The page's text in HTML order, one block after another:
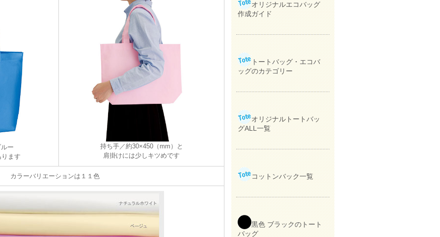
ー
ます
持ち手／約30×450（mm）と
肩掛けには少しキツめです
カラーバリエーションは１１色
オリジナルエコバッグ
作成ガイド
トートバッグ・エコバ
ッグのカテゴリー
オリジナルトートバッ
グALL一覧
コットンバック一覧
黒色 ブラックのトート
バッグ